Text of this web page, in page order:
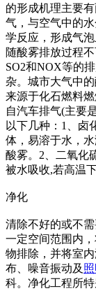
的形成机理主要
气，与空气中的
学反应，形成气
随酸雾排放过程
SO2和NOX等的
杂。城市大气中
来源于化石燃料
自汽车排气(主要
以下几种：1、卤
体，易溶于水，
酸雾。2、二氧化
被水吸收,若高温
净化
清除不好的或不
一定空间范围内
物排除，并将室
布、噪音振动及
科。净化工程所